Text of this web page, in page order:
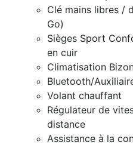
Clé mains libres /
Go)
Sièges Sport
en cuir
Climatisation
Bluetooth/
Volant chauffant
Régulateur de
distance
Assistance à la